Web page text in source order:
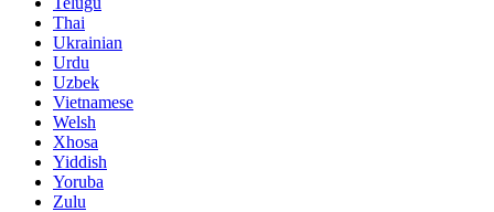
Thai
Ukrainian
Urdu
Uzbek
Vietnamese
Welsh
Xhosa
Yiddish
Yoruba
Zulu